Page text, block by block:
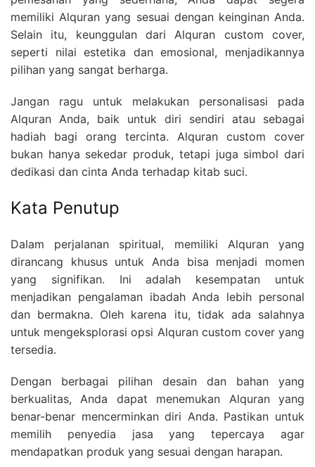
memiliki Alquran yang sesuai dengan keinginan Anda.
Selain itu, keunggulan dari Alquran custom cover,
seperti nilai estetika dan emosional, menjadikannya
pilihan yang sangat berharga.
Jangan ragu untuk melakukan personalisasi pada
Alquran Anda, baik untuk diri sendiri atau sebagai
hadiah bagi orang tercinta. Alquran custom cover
bukan hanya sekedar produk, tetapi juga simbol dari
dedikasi dan cinta Anda terhadap kitab suci.
Kata Penutup
Dalam perjalanan spiritual, memiliki Alquran yang
dirancang khusus untuk Anda bisa menjadi momen
yang signifikan. Ini adalah kesempatan untuk
menjadikan pengalaman ibadah Anda lebih personal
dan bermakna. Oleh karena itu, tidak ada salahnya
untuk mengeksplorasi opsi Alquran custom cover yang
tersedia.
Dengan berbagai pilihan desain dan bahan yang
berkualitas, Anda dapat menemukan Alquran yang
benar-benar mencerminkan diri Anda. Pastikan untuk
memilih penyedia jasa yang tepercaya agar
mendapatkan produk yang sesuai dengan harapan.